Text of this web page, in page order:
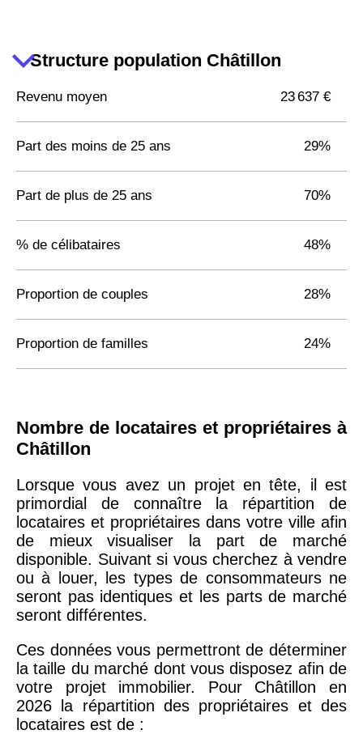
Structure population Châtillon
Revenu moyen 23 637 €
Part des moins de 25 ans 29%
Part de plus de 25 ans 70%
% de célibataires 48%
Proportion de couples 28%
Proportion de familles 24%
Nombre de locataires et propriétaires à
Châtillon
Lorsque vous avez un projet en tête, il est
primordial de connaître la répartition de
locataires et propriétaires dans votre ville afin
de mieux visualiser la part de marché
disponible. Suivant si vous cherchez à vendre
ou à louer, les types de consommateurs ne
seront pas identiques et les parts de marché
seront différentes.
Ces données vous permettront de déterminer
la taille du marché dont vous disposez afin de
votre projet immobilier. Pour Châtillon en
2026 la répartition des propriétaires et des
locataires est de :